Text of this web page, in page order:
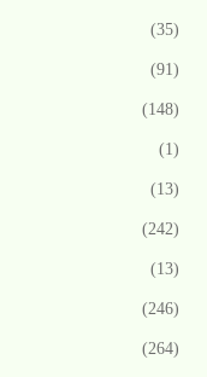
(35)
(91)
(148)
(1)
(13)
(242)
(13)
(246)
(264)